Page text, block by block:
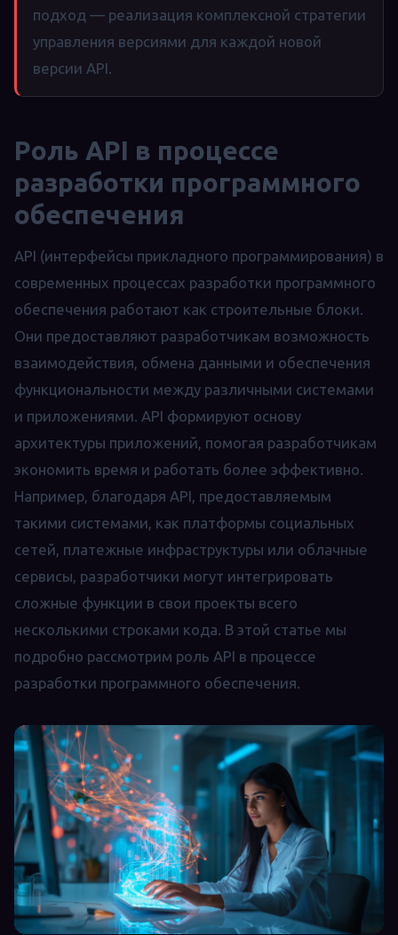
подход — реализация комплексной стратегии
управления версиями для каждой новой
версии API.
Роль API в процессе
разработки программного
обеспечения
API (интерфейсы прикладного программирования) в
современных процессах разработки программного
обеспечения работают как строительные блоки.
Они предоставляют разработчикам возможность
взаимодействия, обмена данными и обеспечения
функциональности между различными системами
и приложениями. API формируют основу
архитектуры приложений, помогая разработчикам
экономить время и работать более эффективно.
Например, благодаря API, предоставляемым
такими системами, как платформы социальных
сетей, платежные инфраструктуры или облачные
сервисы, разработчики могут интегрировать
сложные функции в свои проекты всего
несколькими строками кода. В этой статье мы
подробно рассмотрим роль API в процессе
разработки программного обеспечения.